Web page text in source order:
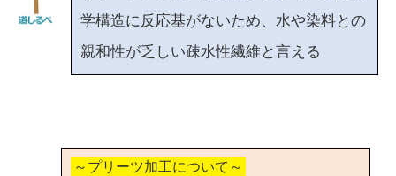
学構造に反応基がないため、水や染料との
親和性が乏しい疎水性繊維と言える
～プリーツ加工について～